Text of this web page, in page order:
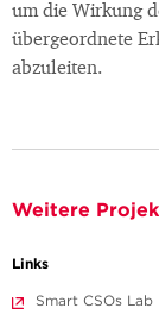
um die Wirkung
übergeordnete
abzuleiten.
Weitere
Links
Smart CSOs Lab